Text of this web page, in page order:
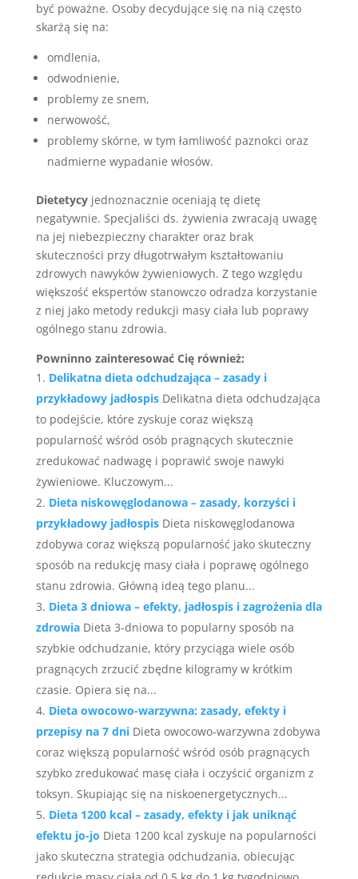
być poważne. Osoby decydujące się na nią często
skarżą się na:
omdlenia,
odwodnienie,
problemy ze snem,
nerwowość,
problemy skórne, w tym łamliwość paznokci oraz
nadmierne wypadanie włosów.
Dietetycyjednoznacznie oceniają tę dietę
negatywnie. Specjaliści ds. żywienia zwracają uwagę
na jej niebezpieczny charakter oraz brak
skuteczności przy długotrwałym kształtowaniu
zdrowych nawyków żywieniowych. Z tego względu
większość ekspertów stanowczo odradza korzystanie
z niej jako metody redukcji masy ciała lub poprawy
ogólnego stanu zdrowia.
Powninno zainteresować Cię również:
Delikatna dieta odchudzająca – zasady i
przykładowy jadłospis Delikatna dieta odchudzająca
to podejście, które zyskuje coraz większą
popularność wśród osób pragnących skutecznie
zredukować nadwagę i poprawić swoje nawyki
żywieniowe. Kluczowym...
Dieta niskowęglodanowa – zasady, korzyści i
przykładowy jadłospis Dieta niskowęglodanowa
zdobywa coraz większą popularność jako skuteczny
sposób na redukcję masy ciała i poprawę ogólnego
stanu zdrowia. Główną ideą tego planu...
Dieta 3 dniowa – efekty, jadłospis i zagrożenia dla
zdrowia Dieta 3-dniowa to popularny sposób na
szybkie odchudzanie, który przyciąga wiele osób
pragnących zrzucić zbędne kilogramy w krótkim
czasie. Opiera się na...
Dieta owocowo-warzywna: zasady, efekty i
przepisy na 7 dni Dieta owocowo-warzywna zdobywa
coraz większą popularność wśród osób pragnących
szybko zredukować masę ciała i oczyścić organizm z
toksyn. Skupiając się na niskoenergetycznych...
Dieta 1200 kcal – zasady, efekty i jak uniknąć
efektu jo-jo Dieta 1200 kcal zyskuje na popularności
jako skuteczna strategia odchudzania, obiecując